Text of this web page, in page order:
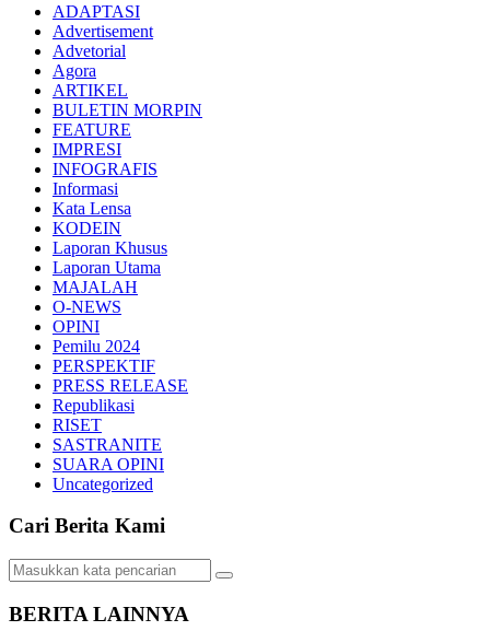
ADAPTASI
Advertisement
Advetorial
Agora
ARTIKEL
BULETIN MORPIN
FEATURE
IMPRESI
INFOGRAFIS
Informasi
Kata Lensa
KODEIN
Laporan Khusus
Laporan Utama
MAJALAH
O-NEWS
OPINI
Pemilu 2024
PERSPEKTIF
PRESS RELEASE
Republikasi
RISET
SASTRANITE
SUARA OPINI
Uncategorized
Cari Berita Kami
BERITA LAINNYA